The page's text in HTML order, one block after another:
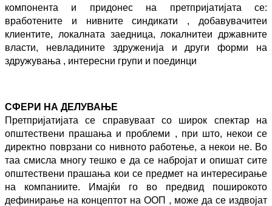
компонента и придонес на претпријатијата се:
вработените и нивните синдикати , добавувачитеи
клиентите, локалната заедница, локалнитеи државните
власти, невладините здруженија и други форми на
здружувања , интересни групи и поединци
СФЕРИ НА ДЕЛУВАЊЕ
Претпријатијатасе справуваат со широк спектар на
општествени прашања и проблеми , при што, некои се
директно поврзани со нивното работење, а некои не. Во
таа смисла многу тешко е да се набројат и опишат сите
општествени прашања кои се предмет на интересирање
на компаниите.
Имајќи го во предвид поширокото
дефинирање на концептот на ООП , може да се издвојат